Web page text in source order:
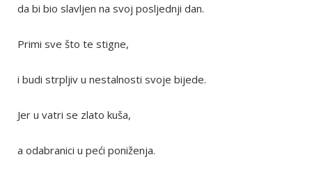
da bi bio slavljen na svoj posljednji dan.
Primi sve što te stigne,
i budi strpljiv u nestalnosti svoje bijede.
Jer u vatri se zlato kuša,
a odabranici u peći poniženja.